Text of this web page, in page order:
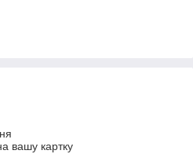
вашу картку